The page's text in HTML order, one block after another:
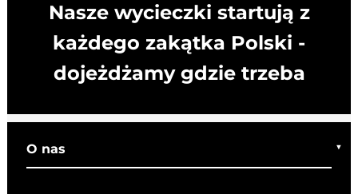
Nasze wycieczki startują z
każdego zakątka Polski -
dojeżdżamy gdzie trzeba
O nas